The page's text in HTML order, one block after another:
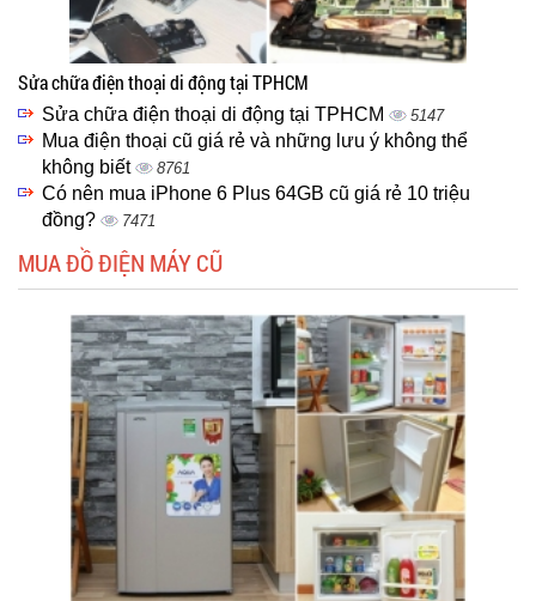
Sửa chữa điện thoại di động tại TPHCM
Sửa chữa điện thoại di động tại TPHCM 5147
Mua điện thoại cũ giá rẻ và những lưu ý không thể
không biết
8761
Có nên mua iPhone 6 Plus 64GB cũ giá rẻ 10 triệu
đồng?
7471
MUA ĐỒ ĐIỆN MÁY CŨ